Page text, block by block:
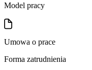
Model pracy
Umowa o prace
Forma zatrudnienia